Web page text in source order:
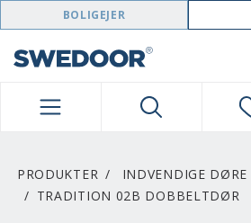
SWEDOOR NAVIGATION
BOLIGEJER
PRODUKTER INDVENDIGE DØRE
TRADITION 02B DOBBELTDØR